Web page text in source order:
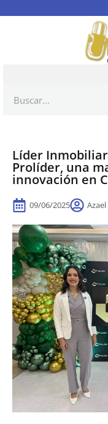
Líder
Prolíder, una
innovación en
09/06/2025